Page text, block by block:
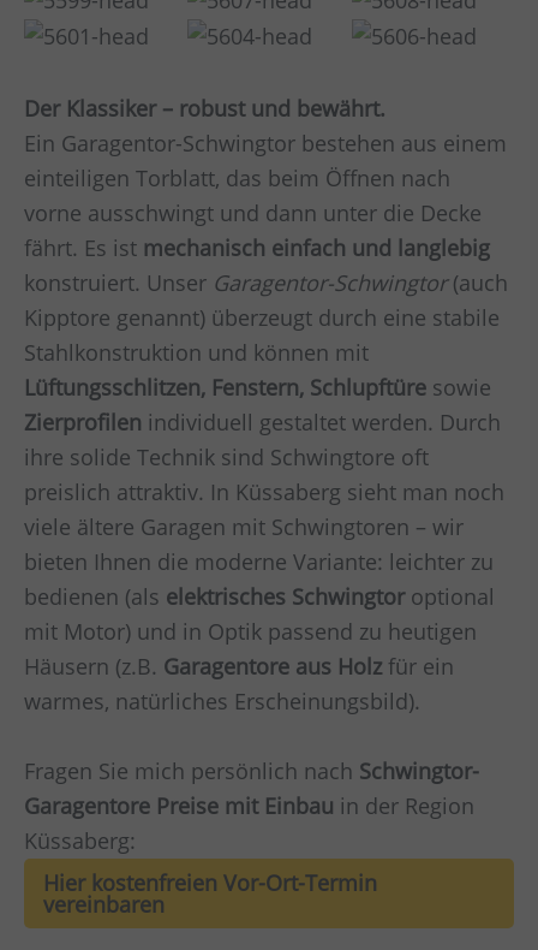
Der Klassiker – robust und bewährt.
Ein Garagentor-Schwingtor bestehen aus einem
einteiligen Torblatt, das beim Öffnen nach
vorne ausschwingt und dann unter die Decke
fährt. Es ist mechanisch einfach und langlebig
konstruiert. Unser Garagentor-Schwingtor(auch
Kipptore genannt) überzeugt durch eine stabile
Stahlkonstruktion und können mit
Lüftungsschlitzen, Fenstern, Schlupftüre sowie
Zierprofilen individuell gestaltet werden. Durch
ihre solide Technik sind Schwingtore oft
preislich attraktiv. In Küssaberg sieht man noch
viele ältere Garagen mit Schwingtoren – wir
bieten Ihnen die moderne Variante: leichter zu
bedienen (als elektrisches Schwingtoroptional
mit Motor) und in Optik passend zu heutigen
Häusern (z.B. Garagentore aus Holz für ein
warmes, natürliches Erscheinungsbild).
Fragen Sie mich persönlich nach Schwingtor-
Garagentore Preise mit Einbau in der Region
Küssaberg:
Hier kostenfreien Vor-Ort-Termin
vereinbaren